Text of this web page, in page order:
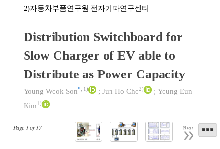
Page 1 of17 Next
2)자동차부품연구원 전자기파연구센터
Distribution Switchboard for
Slow Charger of EV able to
Distribute as Power Capacity
Young Wook Son*, 1) ; Jun Ho Cho2) ; Young Eun
Kim1)